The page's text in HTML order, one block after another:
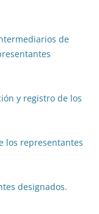
de
y registro de los
los representantes
designados.